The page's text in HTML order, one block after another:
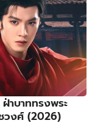
าบาททรงพระ
วงศ์ (2026)